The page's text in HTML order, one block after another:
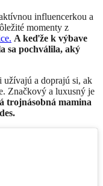
influencerkou a
momenty z
A keďže k výbave
sa pochválila, aký
užívajú a doprajú si, ak
Značkový a luxusný je
trojnásobná mamina